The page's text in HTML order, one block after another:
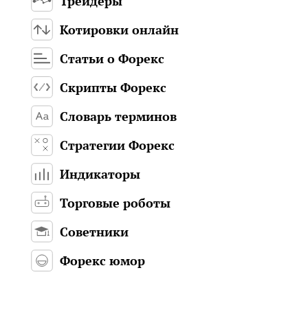
Котировки онлайн
Статьи о Форекс
Скрипты Форекс
Словарь терминов
Стратегии Форекс
Индикаторы
Торговые роботы
Советники
Форекс юмор